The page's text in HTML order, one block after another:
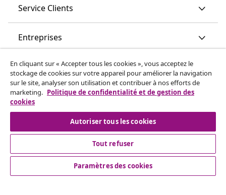
Service Clients
Entreprises
vidaXL
More content links
© 2008-2026 www.vidaxl.ch est un site web de TM
En cliquant sur « Accepter tous les cookies », vous acceptez le
stockage de cookies sur votre appareil pour améliorer la navigation
sur le site, analyser son utilisation et contribuer à nos efforts de
marketing. Politique de confidentialité et de gestion des
cookies
Autoriser tous les cookies
Tout refuser
Paramètres des cookies